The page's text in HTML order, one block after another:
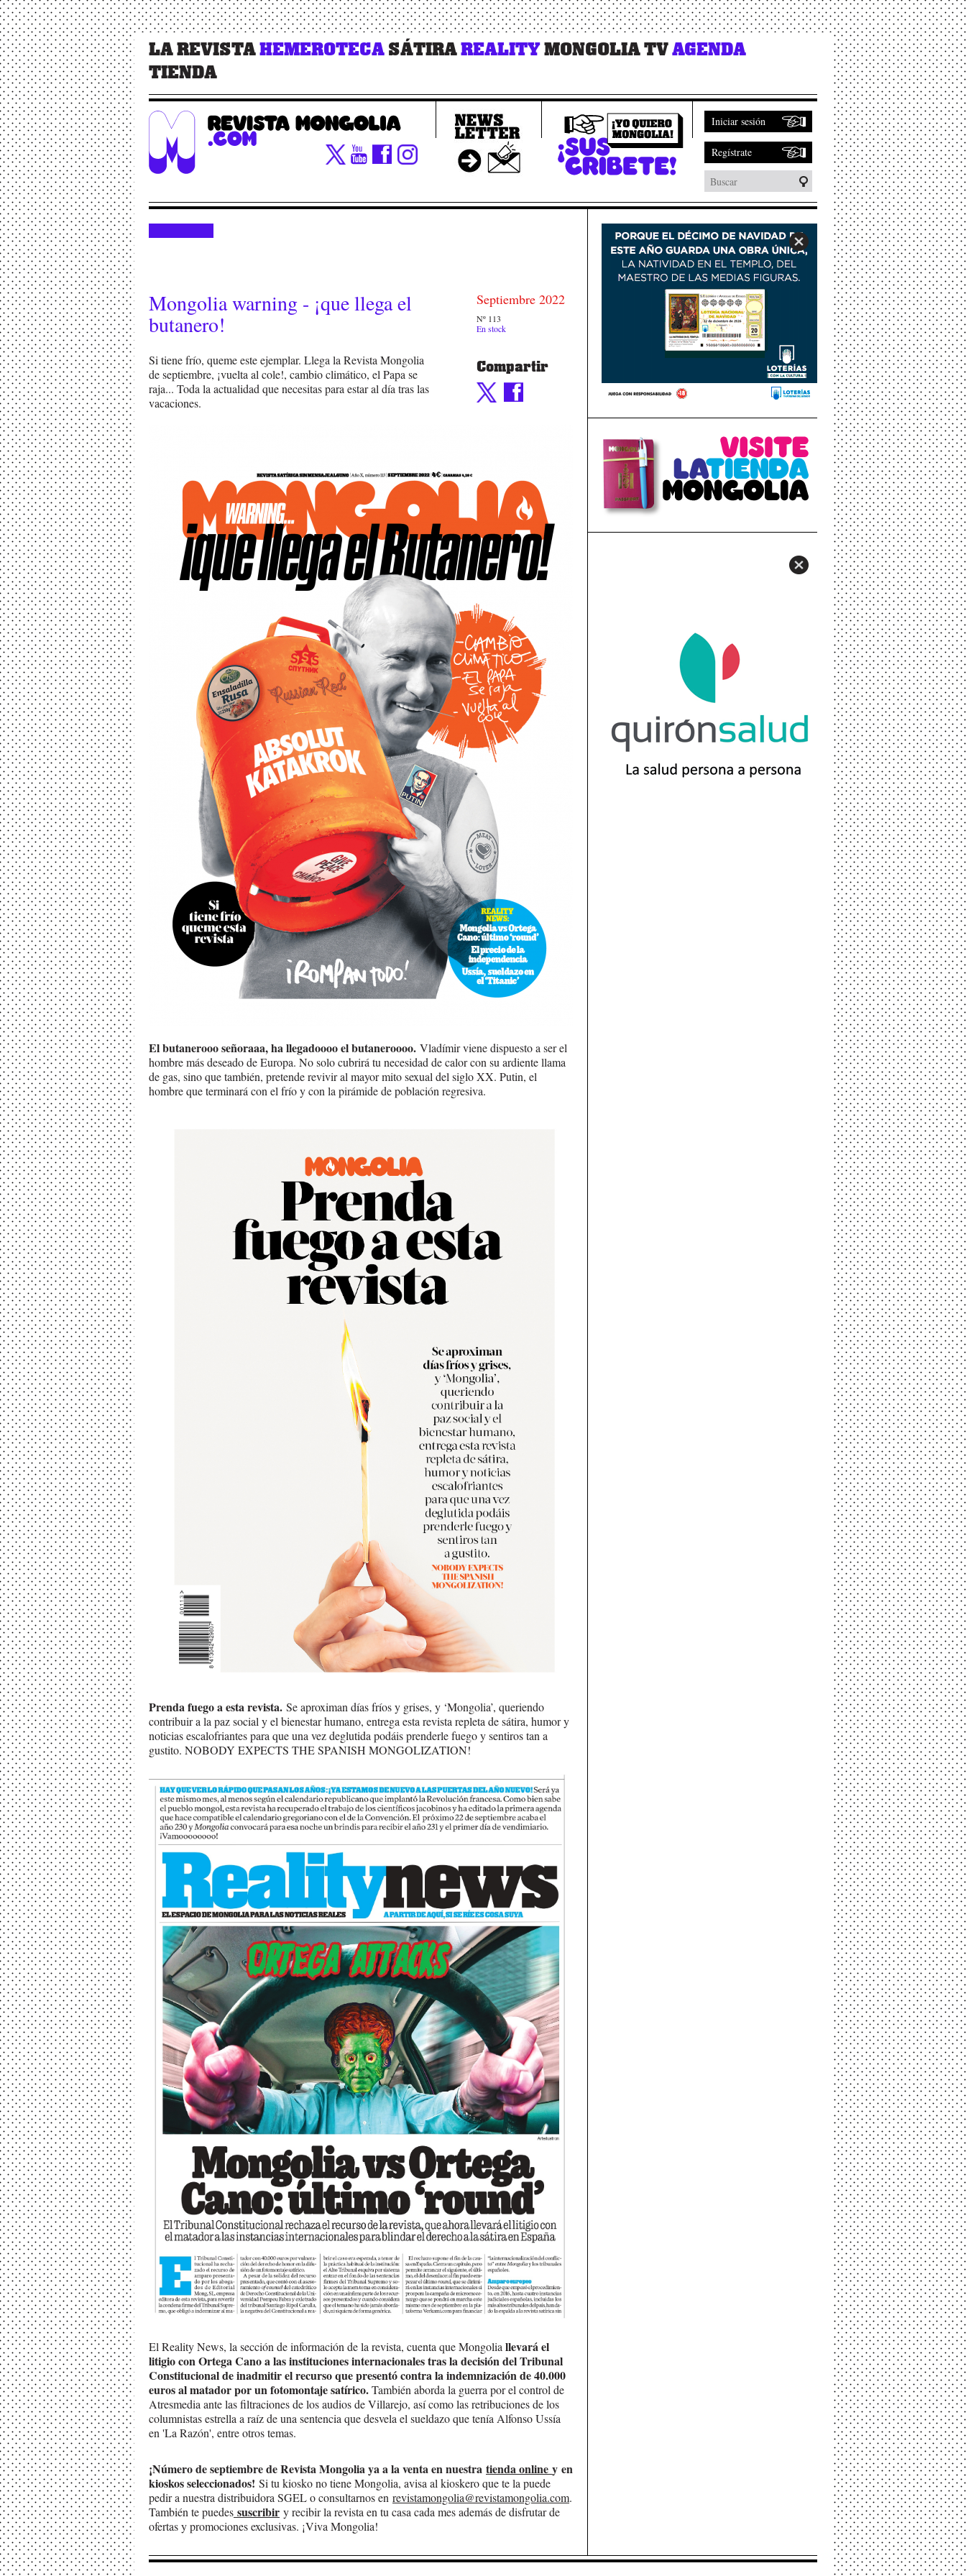
LA REVISTAHEMEROTECASÁTIRAREALITYMONGOLIA TVAGENDA
TIENDA
Iniciar sesión
Regístrate
Mongolia warning - ¡que llega el
butanero!
Si tiene frío, queme este ejemplar. Llega la Revista Mongolia
de septiembre, ¡vuelta al cole!, cambio climático, el Papa se
raja... Toda la actualidad que necesitas para estar al día tras las
vacaciones.
Septiembre 2022
Nº 113
En stock
Compartir
El butanerooo señoraaa, ha llegadoooo el butaneroooo. Vladímir viene dispuesto a ser el
hombre más deseado de Europa. No solo cubrirá tu necesidad de calor con su ardiente llama
de gas, sino que también, pretende revivir al mayor mito sexual del siglo XX. Putin, el
hombre que terminará con el frío y con la pirámide de población regresiva.
Prenda fuego a esta revista. Se aproximan días fríos y grises, y ‘Mongolia’, queriendo
contribuir a la paz social y el bienestar humano, entrega esta revista repleta de sátira, humor y
noticias escalofriantes para que una vez deglutida podáis prenderle fuego y sentiros tan a
gustito. NOBODY EXPECTS THE SPANISH MONGOLIZATION!
El Reality News, la sección de información de la revista, cuenta que Mongolia llevará el
litigio con Ortega Cano a las instituciones internacionales tras la decisión del Tribunal
Constitucional de inadmitir el recurso que presentó contra la indemnización de 40.000
euros al matador por un fotomontaje satírico.También aborda la guerra por el control de
Atresmedia ante las filtraciones de los audios de Villarejo, así como las retribuciones de los
columnistas estrella a raíz de una sentencia que desvela el sueldazo que tenía Alfonso Ussía
en 'La Razón', entre otros temas.
¡Número de septiembre de Revista Mongolia ya a la venta en nuestra tienda online y en
kioskos seleccionados! Si tu kiosko no tiene Mongolia, avisa al kioskero que te la puede
pedir a nuestra distribuidora SGEL o consultarnos en revistamongolia@revistamongolia.com.
También te puedes suscribir y recibir la revista en tu casa cada mes además de disfrutar de
ofertas y promociones exclusivas. ¡Viva Mongolia!